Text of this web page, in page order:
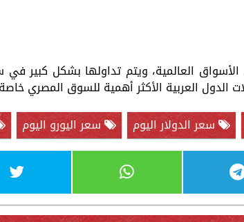
العالمية، ويتم تداولها بشكل
الدول العربية الأكثر أهمية للسوق المصري
سعر الدولار اليوم سعر اليورو اليوم